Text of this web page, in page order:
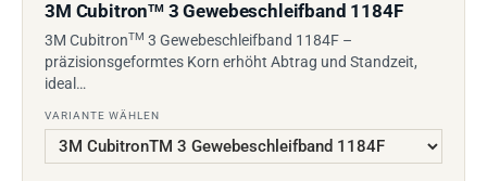
3M CubitronTM3 Gewebeschleifband 1184F
3M CubitronTM 3 Gewebeschleifband 1184F –
präzisionsgeformtes Korn erhöht Abtrag und Standzeit,
ideal…
VARIANTE WÄHLEN